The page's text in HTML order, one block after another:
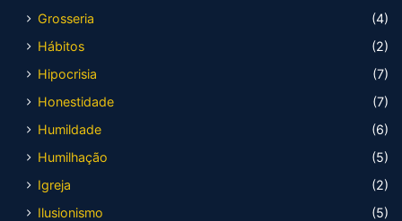
Grosseria
(4)
Hábitos
(2)
Hipocrisia
(7)
Honestidade
(7)
Humildade
(6)
Humilhação
(5)
Igreja
(2)
Ilusionismo
(5)